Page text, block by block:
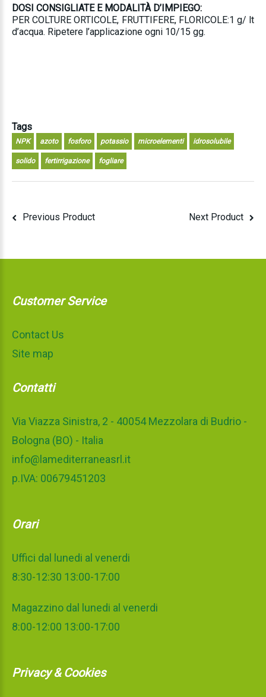
DOSI CONSIGLIATE E MODALITÀ D’IMPIEGO:
PER COLTURE ORTICOLE, FRUTTIFERE, FLORICOLE:1 g/ lt
d’acqua. Ripetere l’applicazione ogni 10/15 gg.
Tags
NPK azoto fosforo potassio microelementi idrosolubile
solido fertirrigazione fogliare
Previous Product Next Product
Customer Service
Contact Us
Site map
Contatti
Via Viazza Sinistra, 2 - 40054 Mezzolara di Budrio -
Bologna (BO) - Italia
info@lamediterraneasrl.it
p.IVA: 00679451203
Orari
Uffici dal lunedi al venerdi
8:30-12:30 13:00-17:00
Magazzino dal lunedi al venerdi
8:00-12:00 13:00-17:00
Privacy & Cookies